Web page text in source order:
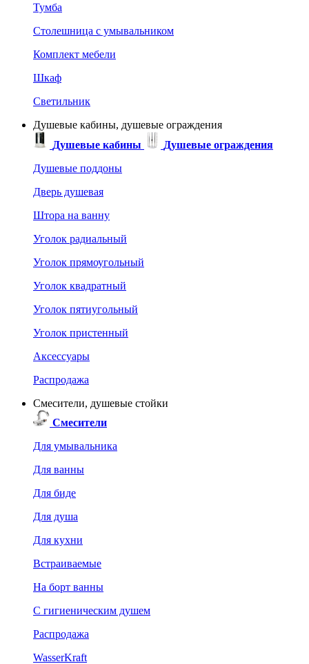
Тумба
Столешница с умывальником
Комплект мебели
Шкаф
Светильник
Душевые кабины, душевые ограждения
Душевые кабины
Душевые ограждения
Душевые поддоны
Дверь душевая
Штора на ванну
Уголок радиальный
Уголок прямоугольный
Уголок квадратный
Уголок пятиугольный
Уголок пристенный
Аксессуары
Распродажа
Смесители, душевые стойки
Смесители
Для умывальника
Для ванны
Для биде
Для душа
Для кухни
Встраиваемые
На борт ванны
C гигиеническим душем
Распродажа
WasserKraft